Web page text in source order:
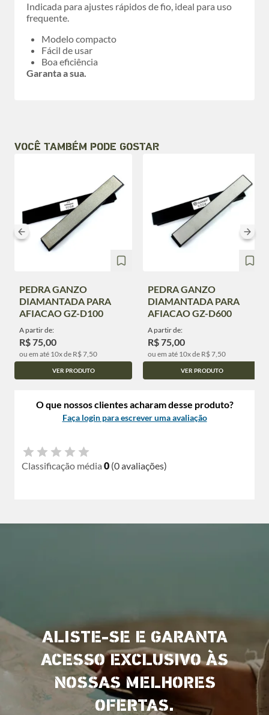
Indicada para ajustes rápidos de fio, ideal para uso
frequente.
Modelo compacto
Fácil de usar
Boa eficiência
Garanta a sua.
VOCÊ TAMBÉM PODE GOSTAR
PEDRA GANZO
DIAMANTADA PARA
AFIACAO GZ-D100
A partir de:
R$ 75,00
ou em até 10x de R$ 7,50
VER PRODUTO
PEDRA GANZO
DIAMANTADA PARA
AFIACAO GZ-D600
A partir de:
R$ 75,00
ou em até 10x de R$ 7,50
VER PRODUTO
O que nossos clientes acharam desse produto?
Faça login para escrever uma avaliação
Classificação média 0 (0 avaliações)
ALISTE-SE E GARANTA
ACESSO EXCLUSIVO ÀS
NOSSAS MELHORES
OFERTAS.